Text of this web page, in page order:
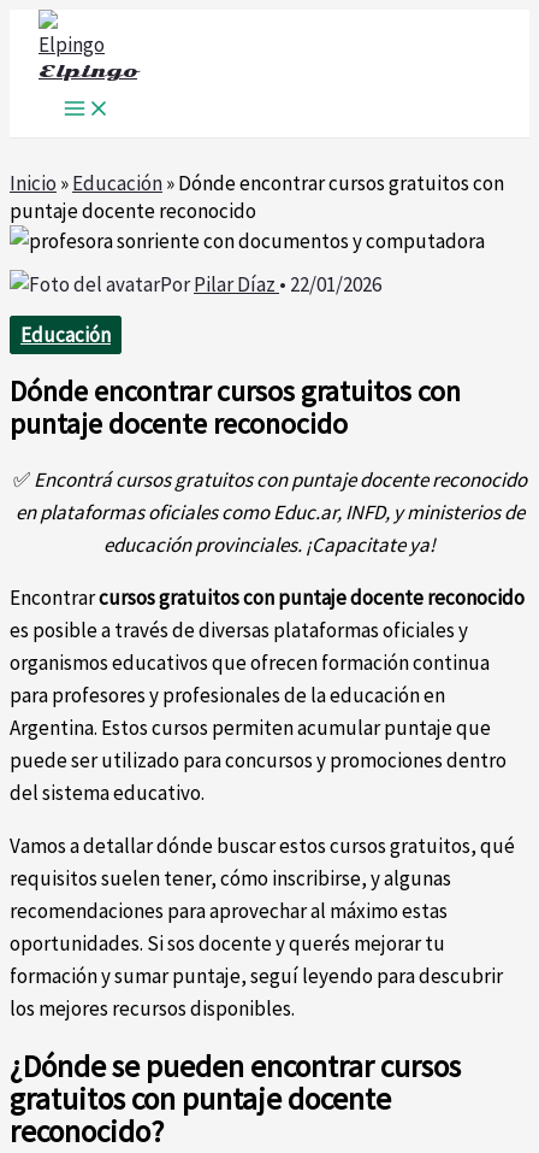
contenido
Elpingo
Inicio »Educación»Dónde encontrar cursos gratuitos con
puntaje docente reconocido
PorPilar Díaz • 22/01/2026
Educación
Dónde encontrar cursos gratuitos con
puntaje docente reconocido
✅Encontrá cursos gratuitos con puntaje docente reconocido
en plataformas oficiales como Educ.ar, INFD, y ministerios de
educación provinciales. ¡Capacitate ya!
Encontrarcursos gratuitos con puntaje docente reconocido
es posible a través de diversas plataformas oficiales y
organismos educativos que ofrecen formación continua
para profesores y profesionales de la educación en
Argentina. Estos cursos permiten acumular puntaje que
puede ser utilizado para concursos y promociones dentro
del sistema educativo.
Vamos a detallar dónde buscar estos cursos gratuitos, qué
requisitos suelen tener, cómo inscribirse, y algunas
recomendaciones para aprovechar al máximo estas
oportunidades. Si sos docente y querés mejorar tu
formación y sumar puntaje, seguí leyendo para descubrir
los mejores recursos disponibles.
¿Dónde se pueden encontrar cursos
gratuitos con puntaje docente
reconocido?